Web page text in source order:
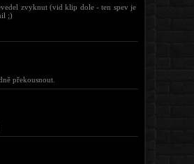
zvyknut (vid klip dole - ten spev je
;)
překousnout.